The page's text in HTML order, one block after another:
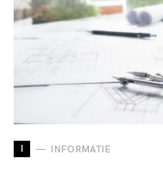
I INFORMATIE